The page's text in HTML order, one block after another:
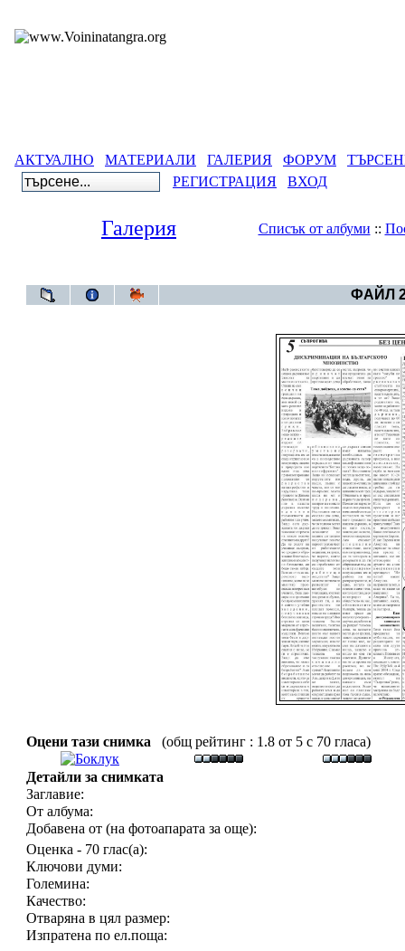
АКТУАЛНО МАТЕРИАЛИ ГАЛЕРИЯ ФОРУМ
РЕГИСТРАЦИЯ
ВХОД
Галерия Списък от албуми ::
ФАЙЛ
Оцени тази снимка (общ рейтинг : 1.8 от 5 с 70 гласа)
Детайли за снимката
Заглавие:
От албума:
Добавена от (на фотоапарата за още):
Оценка - 70 глас(а):
Ключови думи:
Големина:
Качество:
Отваряна в цял размер:
Изпратена по ел.поща: